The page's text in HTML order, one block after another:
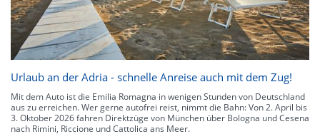
Urlaub an der Adria - schnelle Anreise auch mit dem Zug!
Mit dem Auto ist die Emilia Romagna in wenigen Stunden von Deutschland
aus zu erreichen. Wer gerne autofrei reist, nimmt die Bahn: Von 2. April bis
3. Oktober 2026 fahren Direktzüge von München über Bologna und Cesena
nach Rimini, Riccione und Cattolica ans Meer.